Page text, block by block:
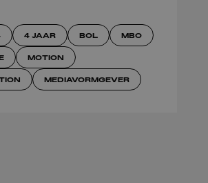
4 JAAR BOL MBO
MOTION
MEDIAVORMGEVER
Design